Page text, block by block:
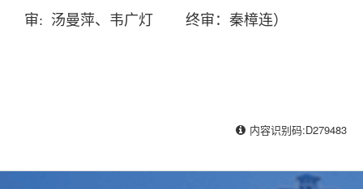
审: 汤曼萍、韦广灯 终审：秦樟连）
内容识别码:D279483